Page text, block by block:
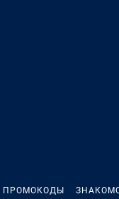
ПРОМОКОДЫ